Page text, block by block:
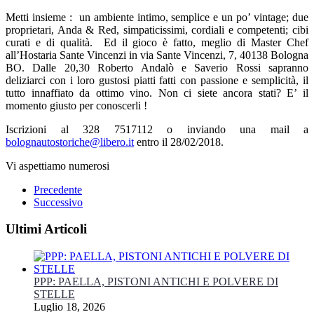
Metti insieme : un ambiente intimo, semplice e un po’ vintage; due
proprietari, Anda & Red, simpaticissimi, cordiali e competenti; cibi
curati e di qualità. Ed il gioco è fatto, meglio di Master Chef
all’Hostaria Sante Vincenzi in via Sante Vincenzi, 7, 40138 Bologna
BO. Dalle 20,30 Roberto Andalò e Saverio Rossi sapranno
deliziarci con i loro gustosi piatti fatti con passione e semplicità, il
tutto innaffiato da ottimo vino. Non ci siete ancora stati? E’ il
momento giusto per conoscerli !
Iscrizioni al 328 7517112 o inviando una mail a
bolognautostoriche@libero.it entro il 28/02/2018.
Vi aspettiamo numerosi
Precedente
Successivo
Ultimi Articoli
PPP: PAELLA, PISTONI ANTICHI E POLVERE DI
STELLE
Luglio 18, 2026